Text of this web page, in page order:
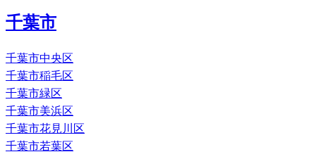
千葉市
千葉市中央区
千葉市稲毛区
千葉市緑区
千葉市美浜区
千葉市花見川区
千葉市若葉区